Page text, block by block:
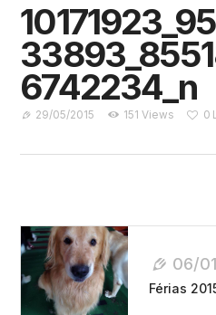
6742234_n
29/05/2015 151 Views 0
Navegação
De
Post
06/
Férias